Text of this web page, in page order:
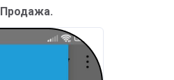
Продажа.